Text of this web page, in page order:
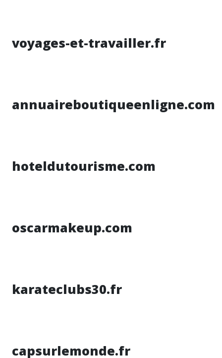
voyages-et-travailler.fr
annuaireboutiqueenligne.com
hoteldutourisme.com
oscarmakeup.com
karateclubs30.fr
capsurlemonde.fr